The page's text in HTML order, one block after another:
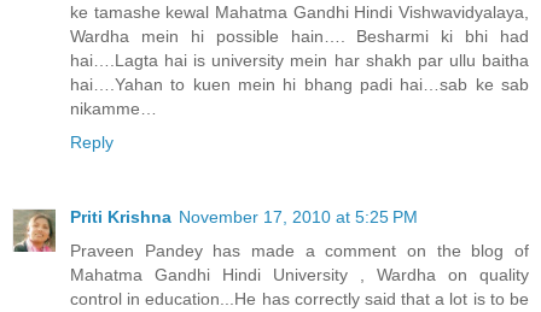
ke tamashe kewal Mahatma Gandhi Hindi Vishwavidyalaya,
Wardha mein hi possible hain…. Besharmi ki bhi had
hai….Lagta hai is university mein har shakh par ullu baitha
hai….Yahan to kuen mein hi bhang padi hai…sab ke sab
nikamme…
Reply
Priti Krishna November 17, 2010 at 5:25 PM
Praveen Pandey has made a comment on the blog of
Mahatma Gandhi Hindi University , Wardha on quality
control in education...He has correctly said that a lot is to be